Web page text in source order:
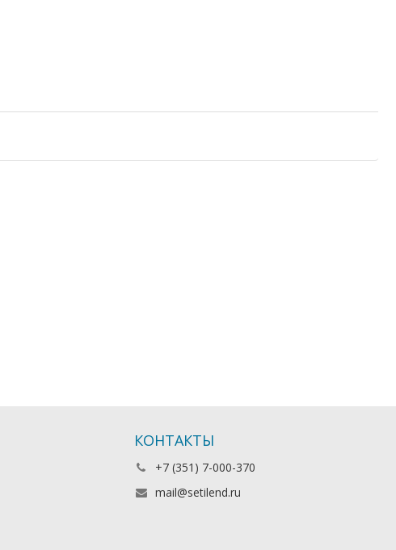
КОНТАКТЫ
+7 (351) 7-000-370
mail@setilend.ru